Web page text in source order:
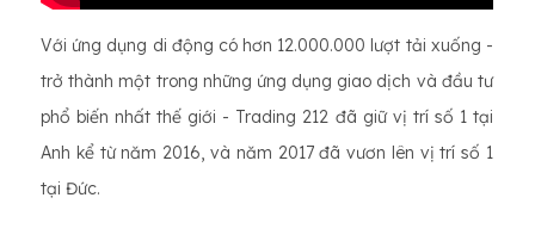
Với ứng dụng di động có hơn 12.000.000 lượt tải xuống -
trở thành một trong những ứng dụng giao dịch và đầu tư
phổ biến nhất thế giới - Trading 212 đã giữ vị trí số 1 tại
Anh kể từ năm 2016, và năm 2017 đã vươn lên vị trí số 1
tại Đức.